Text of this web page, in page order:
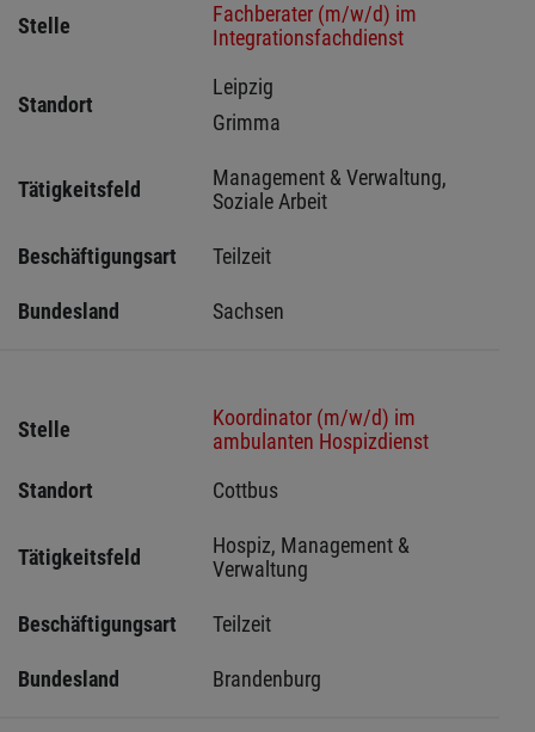
Stelle
Fachberater (m/w/d) im
Integrationsfachdienst
Standort
Leipzig
Grimma
Tätigkeitsfeld
Management & Verwaltung,
Soziale Arbeit
Beschäftigungsart Teilzeit
Bundesland Sachsen
Stelle
Koordinator (m/w/d) im
ambulanten Hospizdienst
Standort
Cottbus
Tätigkeitsfeld
Hospiz, Management &
Verwaltung
Beschäftigungsart Teilzeit
Bundesland Brandenburg